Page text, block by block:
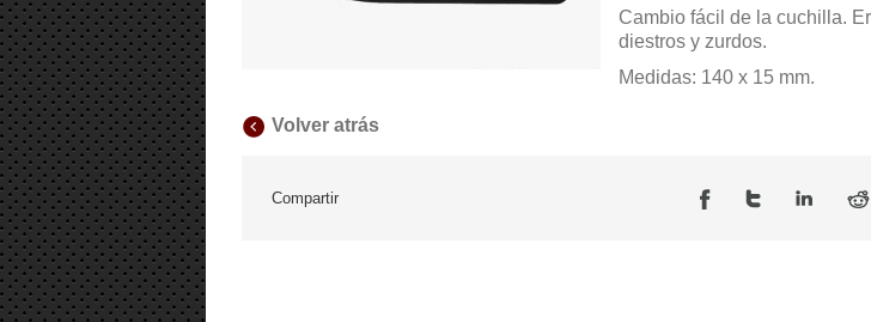
Cambio fácil de la cuchilla.
diestros y zurdos.
Medidas: 140 x 15 mm.
Volver atrás
Compartir